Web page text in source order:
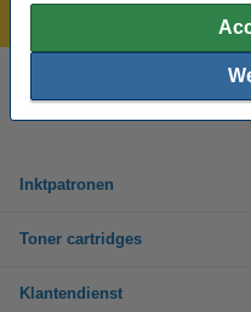
Laagsteprijsgarantie!
Inktpatronen
Toner cartridges
Klantendienst